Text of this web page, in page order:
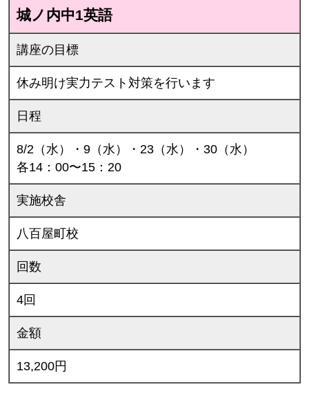
城ノ内中1英語
講座の目標
休み明け実力テスト対策を行います
日程
8/2（水）・9（水）・23（水）・30（水）
各14：00〜15：20
実施校舎
八百屋町校
回数
4回
金額
13,200円